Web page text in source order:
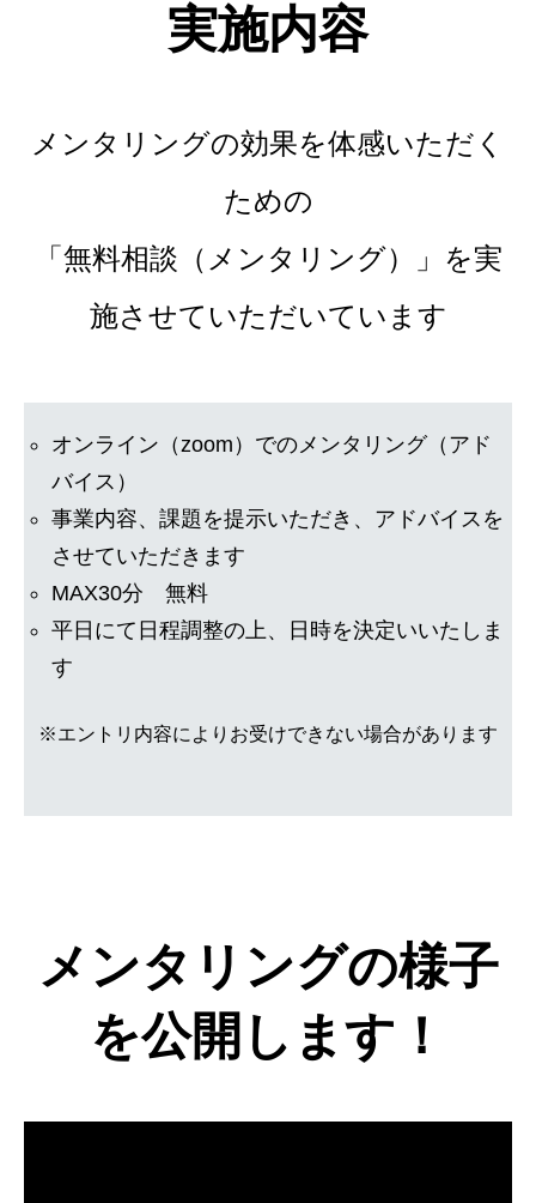
実施内容
メンタリングの効果を体感いただく
ための
「無料相談（メンタリング）」を実
施させていただいています
オンライン（zoom）でのメンタリング（アド
バイス）
事業内容、課題を提示いただき、アドバイスを
させていただきます
MAX30分 無料
平日にて日程調整の上、日時を決定いいたしま
す
※エントリ内容によりお受けできない場合があります
メンタリングの様子
を公開します！